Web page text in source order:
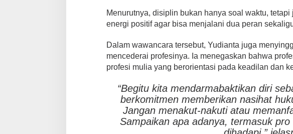
Menurutnya, disiplin bukan hanya soal waktu,
energi positif agar bisa menjalani dua peran
Dalam wawancara tersebut, Yudianta juga
mencederai profesinya. Ia menegaskan bahwa
profesi mulia yang berorientasi pada keadilan dan
“Begitu kita mendarmabaktikan diri
berkomitmen memberikan nasihat
Jangan menakut-nakuti atau
Sampaikan apa adanya, termasuk